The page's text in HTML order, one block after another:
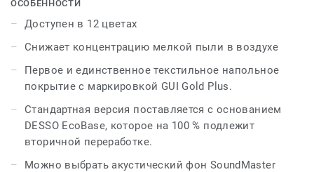
запатентованную технологию, которая, как было
доказано, собирает и удерживает мелкую пыль в 8 раз
эффективнее, чем решения для гладких полов (PM10),
и в 4 раза эффективнее, чем классические ковры
(PM10).
Структурированная текстильная панель с
неразрезанными петлями доступна в 12 цветах,
включая нейтральные и яркие оттенки, которые
ОСОБЕННОСТИ
Доступен в 12 цветах
Снижает концентрацию мелкой пыли в воздухе
Первое и единственное текстильное напольное
покрытие с маркировкой GUI Gold Plus.
Стандартная версия поставляется с основанием
DESSO EcoBase, которое на 100 % подлежит
вторичной переработке.
Можно выбрать акустический фон SoundMaster